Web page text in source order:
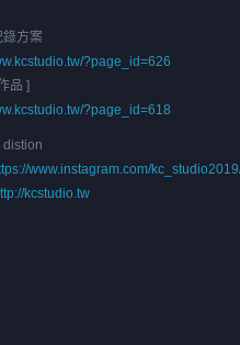
錄方案
?page_id=626
品 ]
?page_id=618
distion
www.instagram.com/
kcstudio.tw